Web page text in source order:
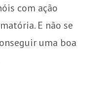
com ação
E não se
uma boa